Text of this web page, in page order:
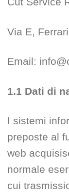
Via E,
Email:
1.1 Dati di
I sistemi
preposte al
web
normale
cui